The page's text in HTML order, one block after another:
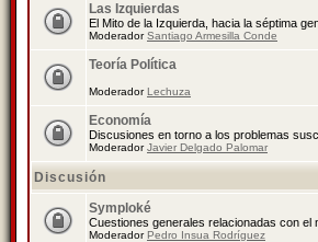
Las Izquierdas
El Mito de la Izquierda, hacia la séptima
ModeradorSantiago Armesilla Conde
Teoría Política
ModeradorLechuza
Economía
Discusiones en torno a los problemas
ModeradorJavier Delgado Palomar
Discusión
Symploké
Cuestiones generales relacionadas con el
ModeradorPedro Insua Rodríguez